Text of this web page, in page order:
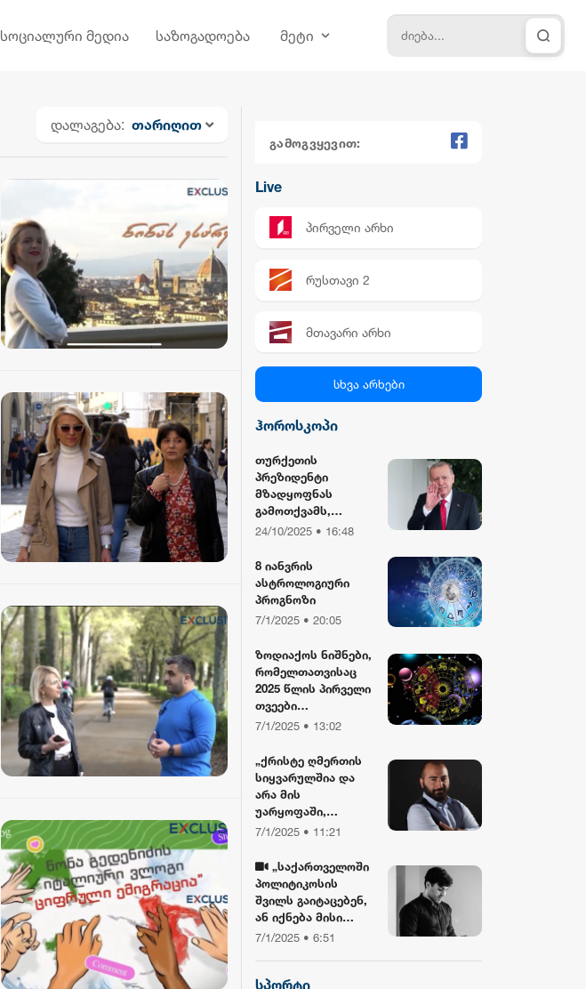
სოციალური მედია საზოგადოება მეტი
დალაგება: თარიღით
გამოგვყევით:
Live
პირველი არხი
რუსთავი 2
მთავარი არხი
პალიტრა News
სილქ უნივერსალი
TV პირველი
რიონი
სხვა არხები
ჰოროსკოპი
თურქეთის
პრეზიდენტი
მზადყოფნას
გამოთქვამს,
რუსეთისა და აშშ-
მასპინძლობისთვის
24/10/2025 • 16:48
8 იანვრის
ასტროლოგიური
პროგნოზი
7/1/2025 • 20:05
ზოდიაქოს ნიშნები,
რომელთათვისაც
2025 წლის პირველი
თვეები
განსაკუთრებით
იქნება
7/1/2025 • 13:02
„ქრისტე ღმერთის
სიყვარულშია და
არა მის
უარყოფაში,
ბიბლიასთან და
გიორგი ლობჯანიძე
შობის
დღესასწაულზე
7/1/2025 • 11:21
„საქართველოში
პოლიტიკოსის
შვილს გაიტაცებენ,
ან იქნება მისი
სიკვდილი... ბანკზე
ვერტმფრენი“ -
7/1/2025 • 6:51
სპორტი